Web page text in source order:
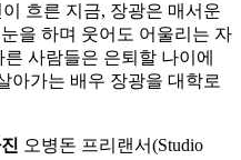
흐른 지금, 장광은 매서운
을 하며 웃어도 어울리는 자
사람들은 은퇴할 나이에
아가는 배우 장광을 대학로
오병돈 프리랜서(Studio